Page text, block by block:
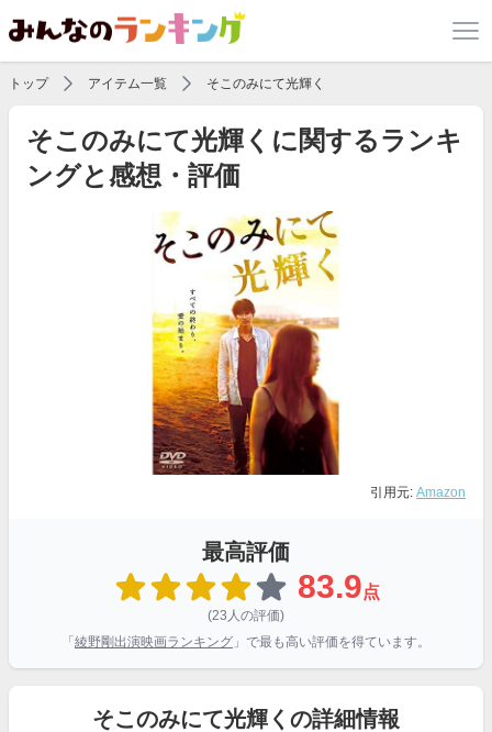
トップ アイテム一覧 そこのみにて光輝く
そこのみにて光輝くに関するランキ
ングと感想・評価
引用元: Amazon
最高評価
83.9点
(23人の評価)
「 綾野剛出演映画ランキング 」で最も高い評価を得ています。
そこのみにて光輝くの詳細情報